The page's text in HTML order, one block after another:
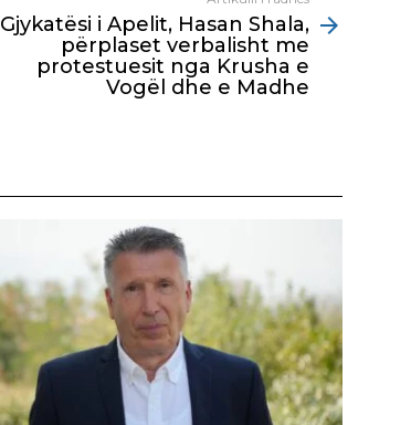
Gjykatësi i Apelit, Hasan Shala,
përplaset verbalisht me
protestuesit nga Krusha e
Vogël dhe e Madhe